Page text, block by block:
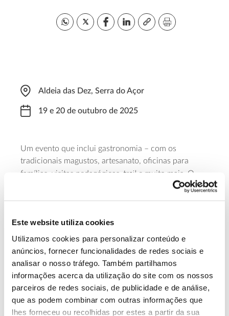
Este website utiliza cookies
Utilizamos cookies para personalizar conteúdo e
anúncios, fornecer funcionalidades de redes sociais e
analisar o nosso tráfego. Também partilhamos
informações acerca da utilização do site com os nossos
parceiros de redes sociais, de publicidade e de análise,
que as podem combinar com outras informações que
lhes forneceu ou recolhidas por estes a partir da sua
Aldeia das Dez, Serra do Açor
19 e 20 de outubro de 2025
Um evento que inclui gastronomia – com os
tradicionais magustos, artesanato, oficinas para
famílias, visitas pedagógicas, trail e muito mais. O
programa inclui ainda um concurso de fotografia que
Saber mais
13.07.2026
Genoma do priolo e de outras espécies em risco:
conhecer para conservar